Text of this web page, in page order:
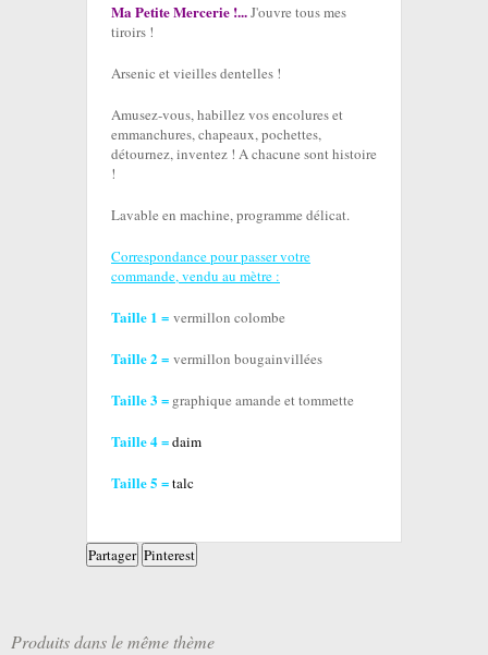
Ma Petite Mercerie !...J'ouvre tous mes
tiroirs !
Arsenic et vieilles dentelles !
Amusez-vous, habillez vos encolures et
emmanchures, chapeaux, pochettes,
détournez, inventez ! A chacune sont histoire
!
Lavable en machine, programme délicat.
Correspondance pour passer votre
commande, vendu au mètre :
Taille 1 = vermillon colombe
Taille 2 = vermillon bougainvillées
Taille 3 = graphique amande et tommette
Taille 4 =daim
Taille 5 =talc
Partager Pinterest
Produits dans le même thème